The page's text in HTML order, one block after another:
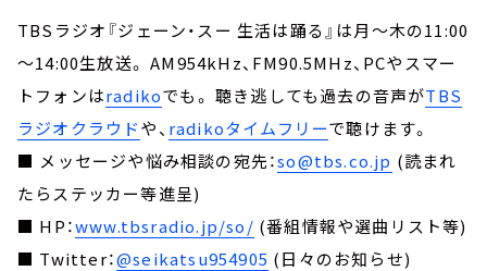
TBSラジオ『ジェーン・スー 生活は踊る』は月～木の11:00
～14:00生放送。 AM954kHz、FM90.5MHz、PCやスマー
トフォンはradikoでも。 聴き逃しても過去の音声がTBS
ラジオクラウドや、 radikoタイムフリーで聴けます。
■ メッセージや悩み相談の宛先：so@tbs.co.jp (読まれ
たらステッカー等進呈)
■ HP：www.tbsradio.jp/so/ (番組情報や選曲リスト等)
■ Twitter：@seikatsu954905 (日々のお知らせ)